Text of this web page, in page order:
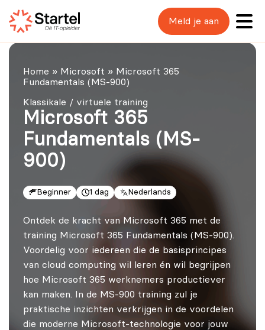
Meld je aan
Home » Microsoft » Microsoft 365
Fundamentals (MS-900)
Klassikale / virtuele training
Microsoft 365
Fundamentals (MS-
900)
Beginner 1 dag Nederlands
Ontdek de kracht van Microsoft 365 met de
training Microsoft 365 Fundamentals (MS-900).
Voordelig voor iedereen die de basisprincipes
van cloud computing wil leren én wil begrijpen
hoe Microsoft 365 werknemers productiever
kan maken. In de MS-900 training zul je
praktische inzichten verkrijgen in de voordelen
die moderne Microsoft-technologie voor jouw